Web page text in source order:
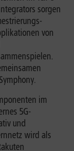
sorgen
von
im
5G-
und
wird als